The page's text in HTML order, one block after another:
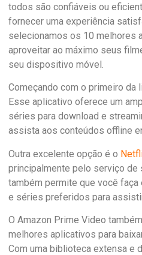
todos são confiáveis ou
fornecer uma experiência
selecionamos os 10 melhores
aproveitar ao máximo seus
seu dispositivo móvel.
Começando com o primeiro da
Esse aplicativo oferece um
séries para download e
assista aos conteúdos offline
Outra excelente opção é o
principalmente pelo serviço de
também permite que você
e séries preferidos para
O Amazon Prime Video
melhores aplicativos para
Com uma biblioteca extensa e